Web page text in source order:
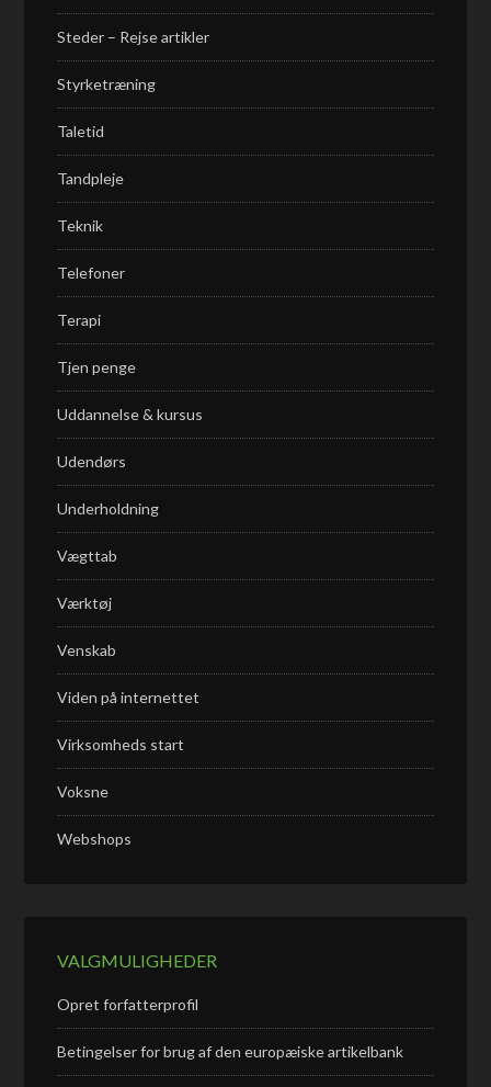
Steder – Rejse artikler
Styrketræning
Taletid
Tandpleje
Teknik
Telefoner
Terapi
Tjen penge
Uddannelse & kursus
Udendørs
Underholdning
Vægttab
Værktøj
Venskab
Viden på internettet
Virksomheds start
Voksne
Webshops
VALGMULIGHEDER
Opret forfatterprofil
Betingelser for brug af den europæiske artikelbank